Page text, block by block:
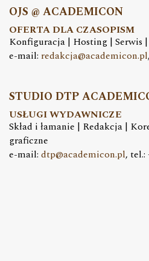
OJS @ ACADEMICON
OFERTA DLA CZASOPISM
Konfiguracja | Hosting | Serwis
e-mail: redakcja@academicon.pl
STUDIO DTP
USŁUGI WYDAWNICZE
Skład i łamanie | Redakcja |
graficzne
e-mail: dtp@academicon.pl, tel.: